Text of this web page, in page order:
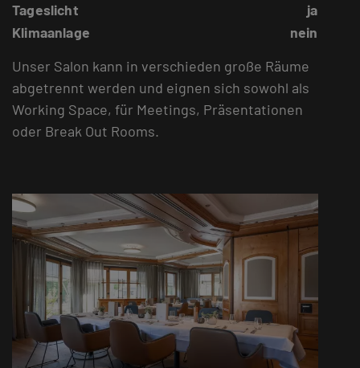
Tageslicht
ja
Klimaanlage
nein
Unser Salon kann in verschieden große Räume
abgetrennt werden und eignen sich sowohl als
Working Space, für Meetings, Präsentationen
oder Break Out Rooms.